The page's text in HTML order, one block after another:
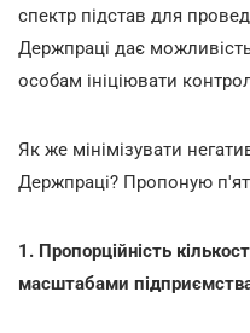
спектр підстав для
Держпраці дає
особам ініціювати
Як же мінімізувати
Держпраці? Пропоную
1. Пропорційність
масштабами